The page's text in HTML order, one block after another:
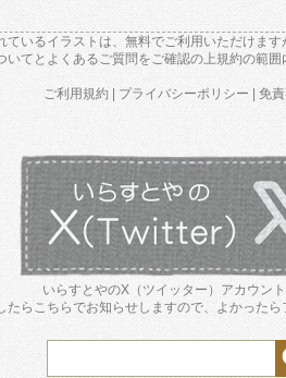
ているイラストは、無料でご利用いただけます
いて と よくあるご質問をご確認の上規約の範囲
ご利用規約 プライバシーポリシー 免
いらすとやのX（ツイッター）アカウン
たらこちらでお知らせしますので、よかった